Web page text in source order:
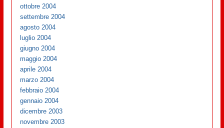
ottobre 2004
settembre 2004
agosto 2004
luglio 2004
giugno 2004
maggio 2004
aprile 2004
marzo 2004
febbraio 2004
gennaio 2004
dicembre 2003
novembre 2003